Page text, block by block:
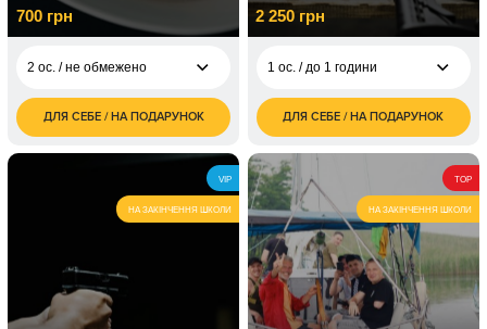
700 грн
2 ос. / не обмежено
700
грн
1 000
грн
4 ос. / не обмежено
1 400
ДЛЯ СЕБЕ / НА ПОДАРУНОК
2 250 грн
1 ос. / до 1 години
2 250
грн
ДЛЯ СЕБЕ / НА ПОДАРУНОК
VIP
НА ЗАКІНЧЕННЯ ШКОЛИ
TOP
НА ЗАКІНЧЕННЯ ШКОЛИ